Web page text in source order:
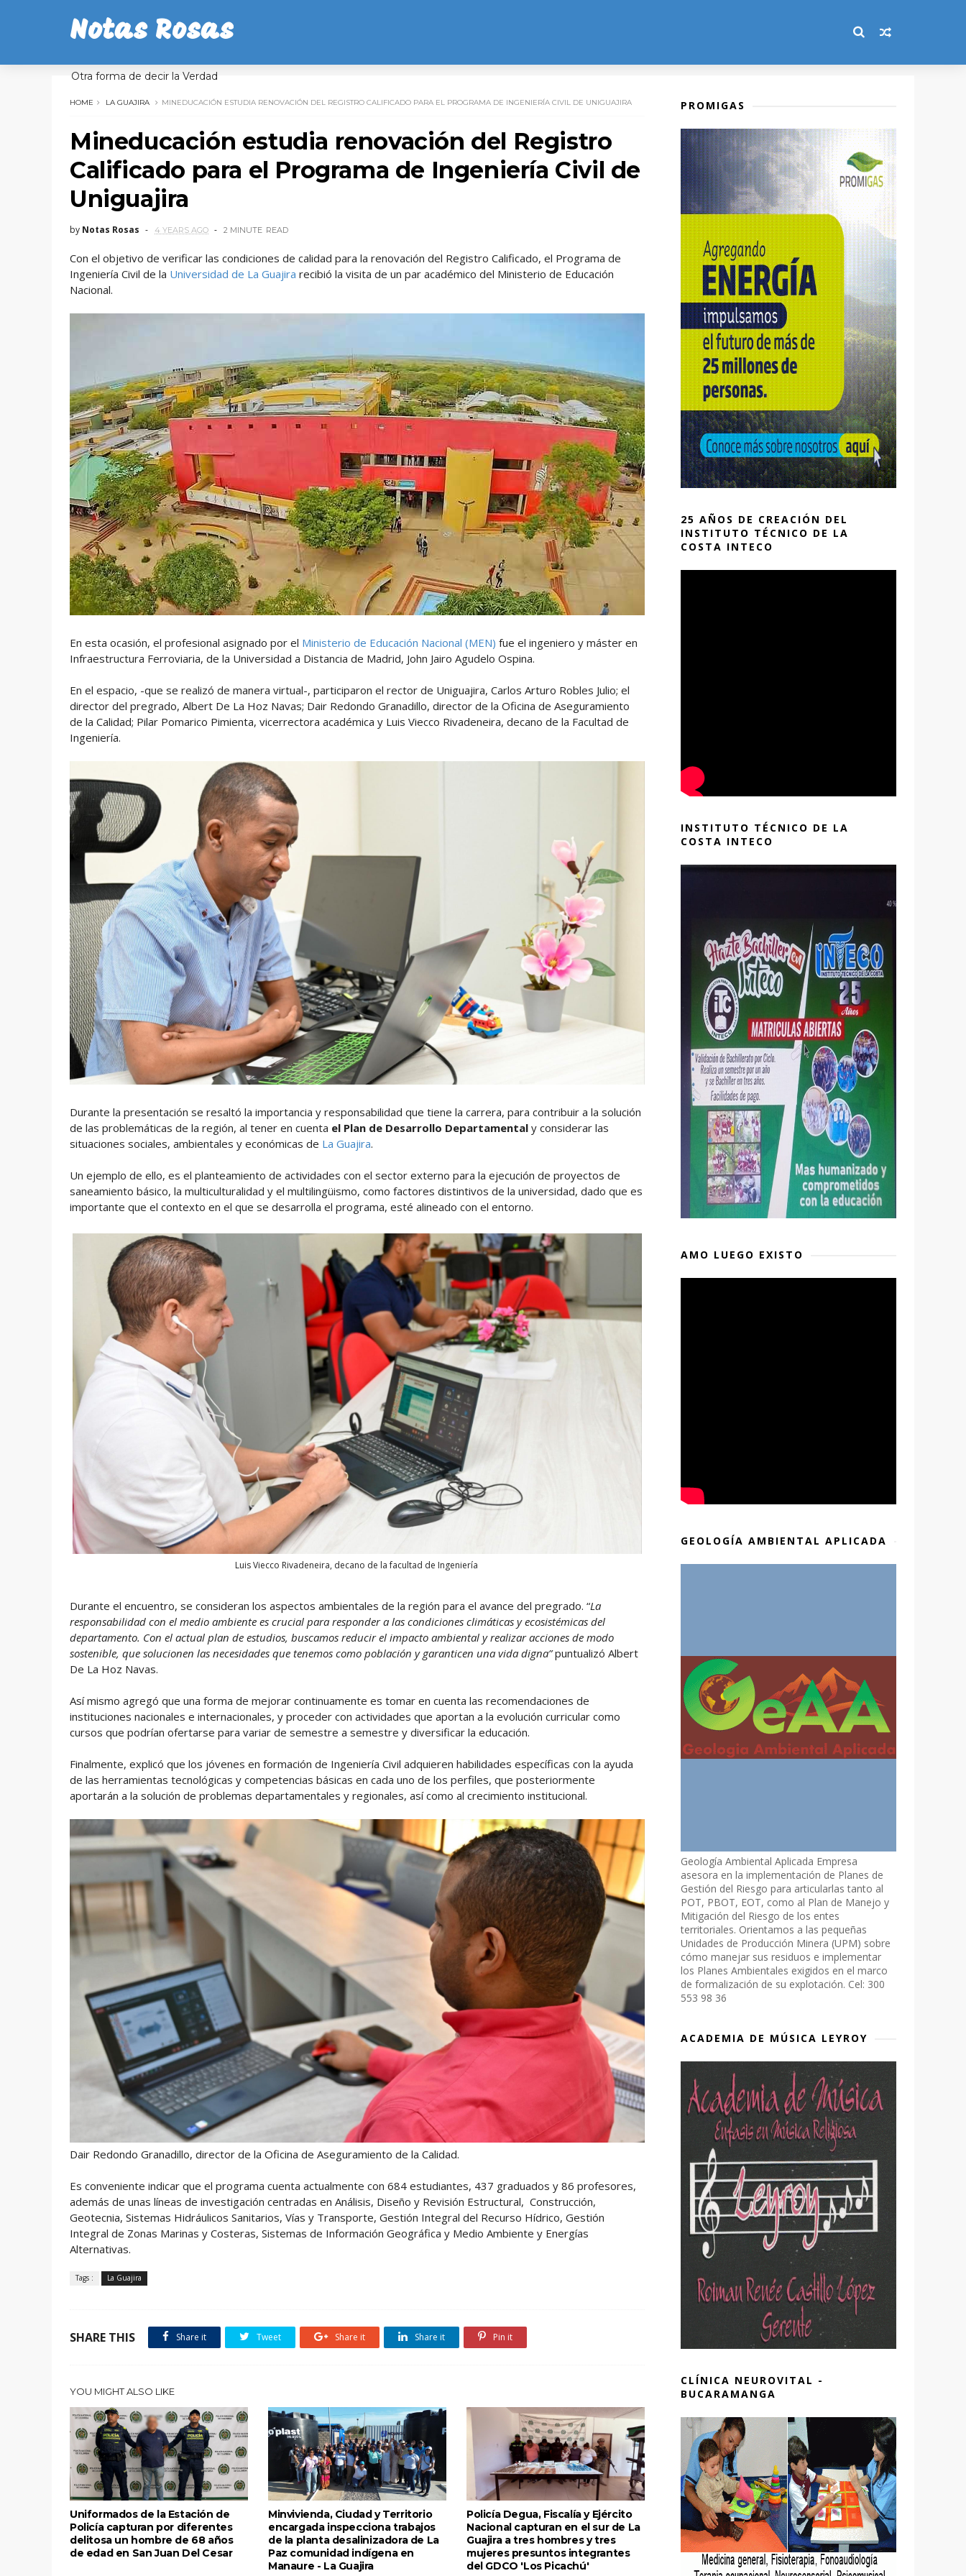
Notas Rosas
Otra forma de decir la Verdad
HOME LA GUAJIRA MINEDUCACIÓN ESTUDIA RENOVACIÓN DEL REGISTRO CALIFICADO PARA EL PROGRAMA DE INGENIERÍA CIVIL DE UNIGUAJIRA
Mineducación estudia renovación del Registro
Calificado para el Programa de Ingeniería Civil de
Uniguajira
by Notas Rosas 4 YEARS AGO 2 MINUTE READ
Con el objetivo de verificar las condiciones de calidad para la renovación del Registro Calificado, el Programa de
Ingeniería Civil de la Universidad de La Guajira recibió la visita de un par académico del Ministerio de Educación
Nacional.
En esta ocasión, el profesional asignado por el Ministerio de Educación Nacional (MEN) fue el ingeniero y máster en
Infraestructura Ferroviaria, de la Universidad a Distancia de Madrid, John Jairo Agudelo Ospina.
En el espacio, -que se realizó de manera virtual-, participaron el rector de Uniguajira, Carlos Arturo Robles Julio; el
director del pregrado, Albert De La Hoz Navas; Dair Redondo Granadillo, director de la Oficina de Aseguramiento
de la Calidad; Pilar Pomarico Pimienta, vicerrectora académica y Luis Viecco Rivadeneira, decano de la Facultad de
Ingeniería.
Durante la presentación se resaltó la importancia y responsabilidad que tiene la carrera, para contribuir a la solución
de las problemáticas de la región, al tener en cuenta el Plan de Desarrollo Departamental y considerar las
situaciones sociales, ambientales y económicas de La Guajira.
Un ejemplo de ello, es el planteamiento de actividades con el sector externo para la ejecución de proyectos de
saneamiento básico, la multiculturalidad y el multilingüismo, como factores distintivos de la universidad, dado que es
importante que el contexto en el que se desarrolla el programa, esté alineado con el entorno.
Luis Viecco Rivadeneira, decano de la facultad de Ingeniería
Durante el encuentro, se consideran los aspectos ambientales de la región para el avance del pregrado. “La
responsabilidad con el medio ambiente es crucial para responder a las condiciones climáticas y ecosistémicas del
departamento. Con el actual plan de estudios, buscamos reducir el impacto ambiental y realizar acciones de modo
sostenible, que solucionen las necesidades que tenemos como población y garanticen una vida digna”puntualizó Albert
De La Hoz Navas.
Así mismo agregó que una forma de mejorar continuamente es tomar en cuenta las recomendaciones de
instituciones nacionales e internacionales, y proceder con actividades que aportan a la evolución curricular como
cursos que podrían ofertarse para variar de semestre a semestre y diversificar la educación.
Finalmente, explicó que los jóvenes en formación de Ingeniería Civil adquieren habilidades específicas con la ayuda
de las herramientas tecnológicas y competencias básicas en cada uno de los perfiles, que posteriormente
aportarán a la solución de problemas departamentales y regionales, así como al crecimiento institucional.
Dair Redondo Granadillo, director de la Oficina de Aseguramiento de la Calidad.
Es conveniente indicar que el programa cuenta actualmente con 684 estudiantes, 437 graduados y 86 profesores,
además de unas líneas de investigación centradas en Análisis, Diseño y Revisión Estructural, Construcción,
Geotecnia, Sistemas Hidráulicos Sanitarios, Vías y Transporte, Gestión Integral del Recurso Hídrico, Gestión
Integral de Zonas Marinas y Costeras, Sistemas de Información Geográfica y Medio Ambiente y Energías
Alternativas.
Tags : La Guajira
SHARE THIS Share it Tweet Share it Share it Pin it
YOU MIGHT ALSO LIKE
Uniformados de la Estación de
Policía capturan por diferentes
delitosa un hombre de 68 años
de edad en San Juan Del Cesar
Minvivienda, Ciudad y Territorio
encargada inspecciona trabajos
de la planta desalinizadora de La
Paz comunidad indígena en
Manaure - La Guajira
Policía Degua, Fiscalía y Ejército
Nacional capturan en el sur de La
Guajira a tres hombres y tres
mujeres presuntos integrantes
del GDCO 'Los Picachú'
PROMIGAS
25 AÑOS DE CREACIÓN DEL
INSTITUTO TÉCNICO DE LA
COSTA INTECO
INSTITUTO TÉCNICO DE LA
COSTA INTECO
AMO LUEGO EXISTO
GEOLOGÍA AMBIENTAL APLICADA
Geología Ambiental Aplicada Empresa
asesora en la implementación de Planes de
Gestión del Riesgo para articularlas tanto al
POT, PBOT, EOT, como al Plan de Manejo y
Mitigación del Riesgo de los entes
territoriales. Orientamos a las pequeñas
Unidades de Producción Minera (UPM) sobre
cómo manejar sus residuos e implementar
los Planes Ambientales exigidos en el marco
de formalización de su explotación. Cel: 300
553 98 36
ACADEMIA DE MÚSICA LEYROY
CLÍNICA NEUROVITAL -
BUCARAMANGA